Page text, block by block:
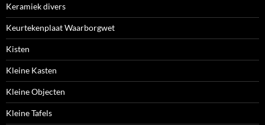
Keramiek divers
Keurtekenplaat Waarborgwet
Kisten
Kleine Kasten
Kleine Objecten
Kleine Tafels